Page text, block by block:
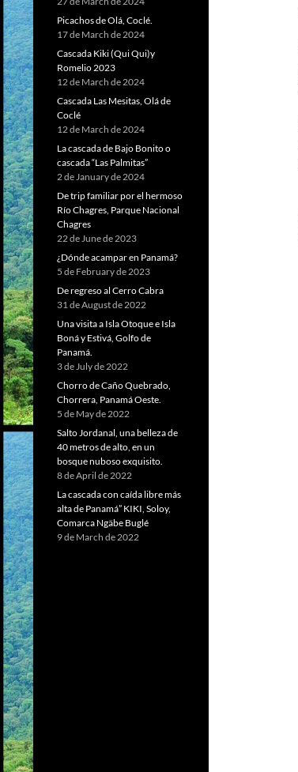
Picachos de Olá, Coclé.
17 de March de 2024
Cascada Kiki (Qui Qui)y
Romelio 2023
12 de March de 2024
Cascada Las Mesitas, Olá de
Coclé
12 de March de 2024
La cascada de Bajo Bonito o
cascada “Las Palmitas”
2 de January de 2024
De trip familiar por el hermoso
Río Chagres, Parque Nacional
Chagres
22 de June de 2023
¿Dónde acampar en Panamá?
5 de February de 2023
De regreso al Cerro Cabra
31 de August de 2022
Una visita a Isla Otoque e Isla
Boná y Estivá, Golfo de
Panamá.
3 de July de 2022
Chorro de Caño Quebrado,
Chorrera, Panamá Oeste.
5 de May de 2022
Salto Jordanal, una belleza de
40 metros de alto, en un
bosque nuboso exquisito.
8 de April de 2022
La cascada con caída libre más
alta de Panamá” KIKI, Soloy,
Comarca Ngäbe Buglé
9 de March de 2022